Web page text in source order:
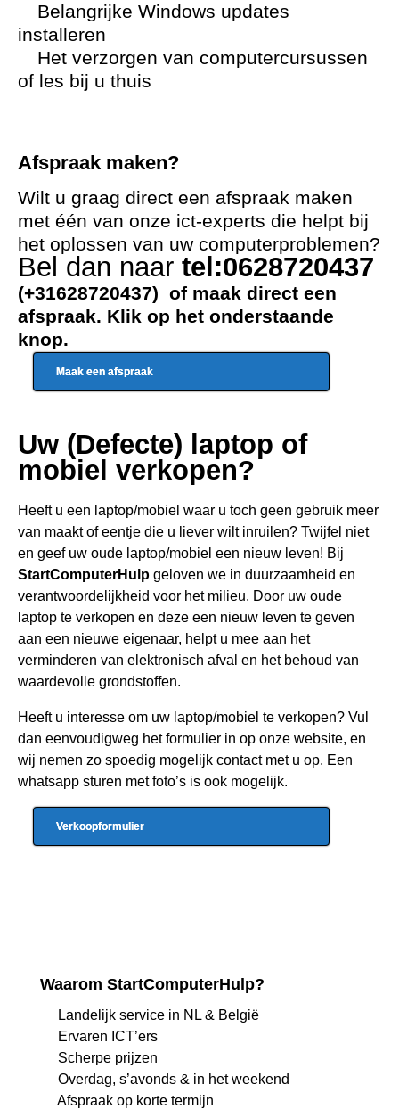
Belangrijke Windows updates
installeren
Het verzorgen van computercursussen
of les bij u thuis
Afspraak maken?
Wilt u graag direct een afspraak maken
met één van onze ict-experts die helpt bij
het oplossen van uw computerproblemen?
Bel dan naar tel:0628720437
(+31628720437) of maak direct een
afspraak. Klik op het onderstaande
knop.
Maak een afspraak
Uw (Defecte) laptop of
mobiel verkopen?
Heeft u een laptop/mobiel waar u toch geen gebruik meer
van maakt of eentje die u liever wilt inruilen? Twijfel niet
en geef uw oude laptop/mobiel een nieuw leven! Bij
StartComputerHulp geloven we in duurzaamheid en
verantwoordelijkheid voor het milieu. Door uw oude
laptop te verkopen en deze een nieuw leven te geven
aan een nieuwe eigenaar, helpt u mee aan het
verminderen van elektronisch afval en het behoud van
waardevolle grondstoffen.
Heeft u interesse om uw laptop/mobiel te verkopen? Vul
dan eenvoudigweg het formulier in op onze website, en
wij nemen zo spoedig mogelijk contact met u op. Een
whatsapp sturen met foto’s is ook mogelijk.
Verkoopformulier
Waarom StartComputerHulp?
Landelijk service in NL & België
Ervaren ICT’ers
Scherpe prijzen
Overdag, s’avonds & in het weekend
Afspraak op korte termijn